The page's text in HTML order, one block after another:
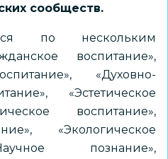
сообществ.
по нескольким
воспитание»,
«Духовно-
«Эстетическое
воспитание»,
«Экологическое
познание»,